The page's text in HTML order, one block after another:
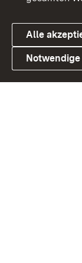
Link zum
Alle